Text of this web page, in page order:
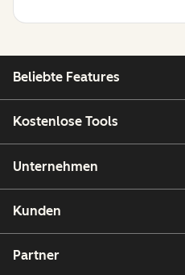
Beliebte Features
Kostenlose Tools
Unternehmen
Kunden
Partner